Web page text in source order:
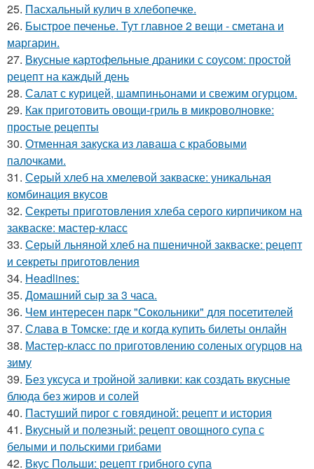
25. Пасхальный кулич в хлебопечке.
26. Быстрое печенье. Тут главное 2 вещи - сметана и
маргарин.
27. Вкусные картофельные драники с соусом: простой
рецепт на каждый день
28. Салат с курицей, шампиньонами и свежим огурцом.
29. Как приготовить овощи-гриль в микроволновке:
простые рецепты
30. Отменная закуска из лаваша с крабовыми
палочками.
31. Серый хлеб на хмелевой закваске: уникальная
комбинация вкусов
32. Секреты приготовления хлеба серого кирпичиком на
закваске: мастер-класс
33. Серый льняной хлеб на пшеничной закваске: рецепт
и секреты приготовления
34. Headlines:
35. Домашний сыр за 3 часа.
36. Чем интересен парк "Сокольники" для посетителей
37. Слава в Томске: где и когда купить билеты онлайн
38. Мастер-класс по приготовлению соленых огурцов на
зиму
39. Без уксуса и тройной заливки: как создать вкусные
блюда без жиров и солей
40. Пастуший пирог с говядиной: рецепт и история
41. Вкусный и полезный: рецепт овощного супа с
белыми и польскими грибами
42. Вкус Польши: рецепт грибного супа